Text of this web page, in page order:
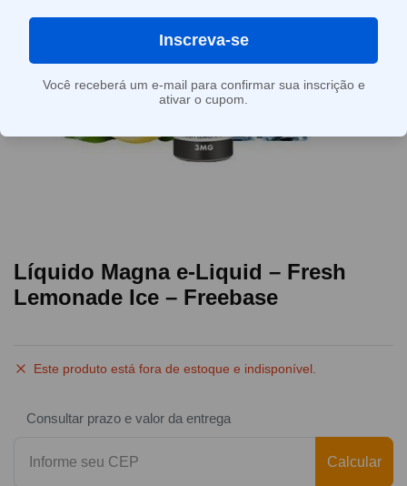
Líquido Magna e-Liquid – Fresh
Lemonade Ice – Freebase
Este produto está fora de estoque e indisponível.
Consultar prazo e valor da entrega
Calcular
Inscreva-se
Você receberá um e-mail para confirmar sua inscrição e
ativar o cupom.